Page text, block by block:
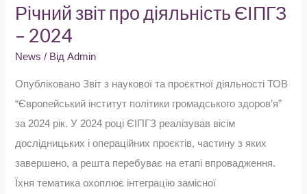
Річний звіт про діяльність ЄІПГЗ
– 2024
News / ВідAdmin
Опубліковано Звіт з наукової та проєктної діяльності ТОВ
“Європейський інститут політики громадського здоров’я”
за 2024 рік. У 2024 році ЄІПГЗ реалізував вісім
дослідницьких і операційних проєктів, частину з яких
завершено, а решта перебуває на етапі впровадження.
Їхня тематика охоплює інтеграцію замісної
про
діяльність
ЄІПГЗ